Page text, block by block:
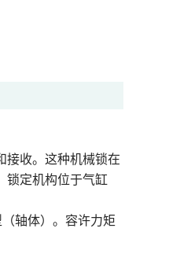
接收。这种机械锁在
锁定机构位于气缸
轴体）。容许力矩